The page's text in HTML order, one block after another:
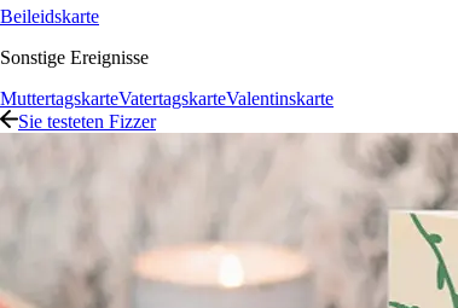
Beileidskarte
Sonstige Ereignisse
MuttertagskarteVatertagskarteValentinskarte
Sie testeten Fizzer